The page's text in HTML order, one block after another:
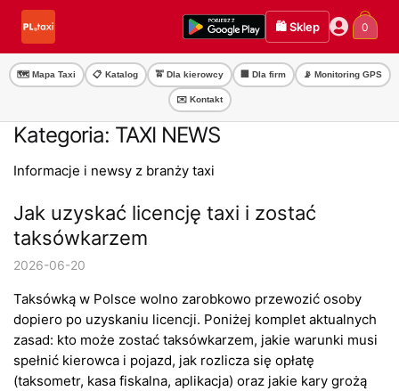
Przejdź
nawigacji
Przejdź
treści
🛍️ Sklep 0
🗺️ Mapa Taxi 📋 Katalog 🚖 Dla kierowcy 🏢 Dla firm 📡 Monitoring GPS
✉️ Kontakt
Kategoria: TAXI NEWS
Informacje i newsy z branży taxi
Jak uzyskać licencję taxi i zostać
taksówkarzem
2026-06-20
Taksówką w Polsce wolno zarobkowo przewozić osoby
dopiero po uzyskaniu licencji. Poniżej komplet aktualnych
zasad: kto może zostać taksówkarzem, jakie warunki musi
spełnić kierowca i pojazd, jak rozlicza się opłatę
(taksometr, kasa fiskalna, aplikacja) oraz jakie kary grożą